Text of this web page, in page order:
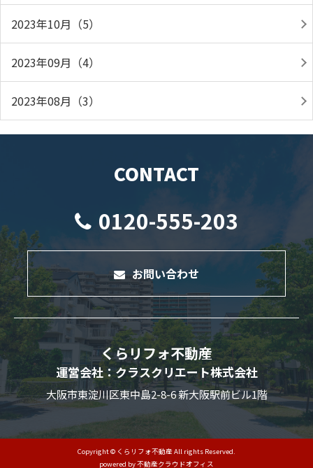
2023年10月（5）
2023年09月（4）
2023年08月（3）
CONTACT
0120-555-203
お問い合わせ
くらリフォ不動産
運営会社：クラスクリエート株式会社
大阪市東淀川区東中島2-8-6 新大阪駅前ビル1階
Copyright © くらリフォ不動産 All rights Reserved.
powered by 不動産クラウドオフィス